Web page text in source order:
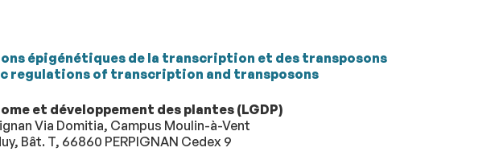
épigénétiques de la transcription et des transposons
regulations of transcription and transposons
et développement des plantes (LGDP)
Via Domitia, Campus Moulin-à-Vent
Bât. T, 66860 PERPIGNAN Cedex 9